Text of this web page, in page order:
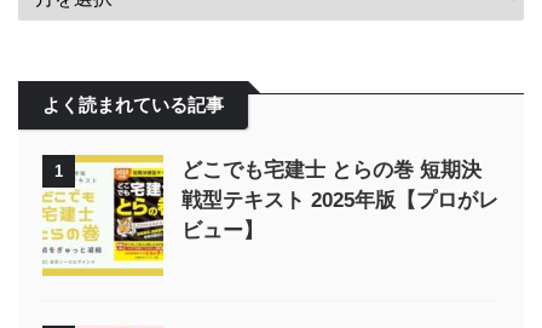
よく読まれている記事
1
どこでも宅建士 とらの巻 短期決
戦型テキスト 2025年版【プロがレ
ビュー】